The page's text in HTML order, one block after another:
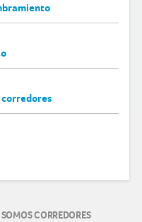
corredores
CORREDORES